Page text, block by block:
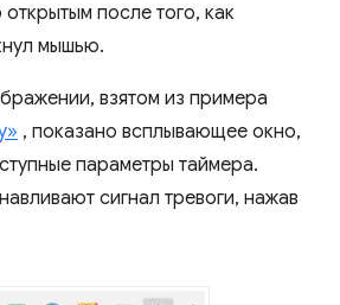
после того, как
мышью.
взятом из примера
, показано всплывающее окно,
параметры таймера.
сигнал тревоги, нажав